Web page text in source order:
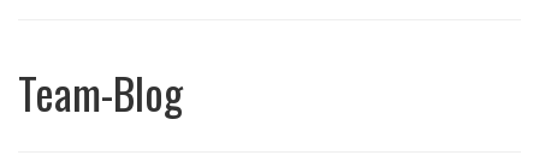
Team-Blog